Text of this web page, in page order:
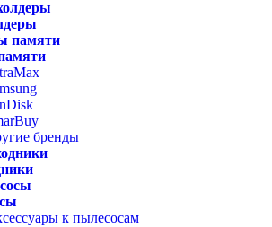
бренды
к пылесосам